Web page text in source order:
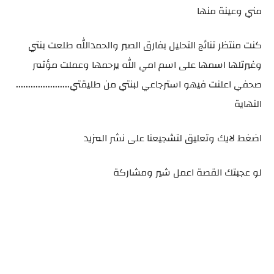
مني وعينة منها
كنت منتظر تنائج التحليل بفارق الصبر والحمدالله طلعت بنتي
وغيرتلها اسمها على اسم امي الله يرحمها وعملت مؤتمر
صحفي اعلنت فيهو استرجاعي لبنتي من طليقتي......................
النهاية
اضغط لايك وتعليق لتشجيعنا على نشر المزيد
لو عجبتك القصة اعمل شير ومشاركة